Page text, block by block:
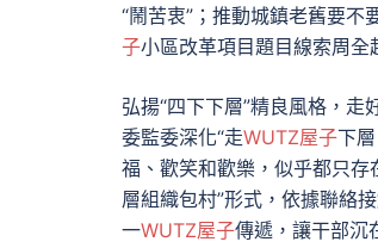
“鬧苦衷”；推動城鎮老舊要
子小區改革項目題目線索周全
弘揚“四下下層”精良風格，走
委監委深化“走WUTZ屋子下
福、歡笑和歡樂，似乎都只
層組織包村”形式，依據聯絡
一WUTZ屋子傳遞，讓干部沉